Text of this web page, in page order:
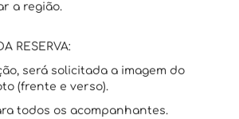
a região.
RESERVA:
será solicitada a imagem do
(frente e verso).
todos os acompanhantes.